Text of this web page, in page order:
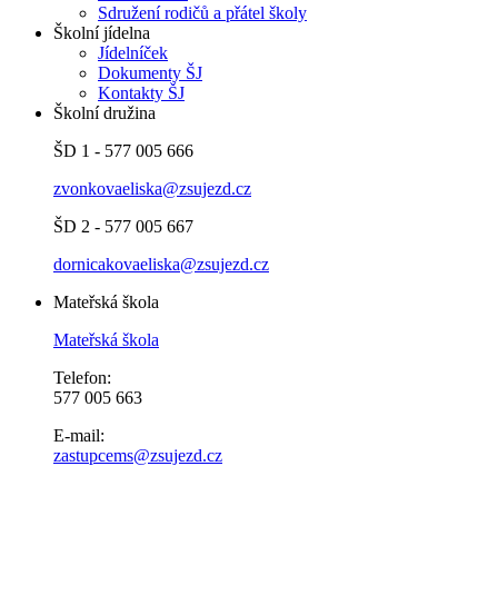
Sdružení rodičů a přátel školy
Školní jídelna
Jídelníček
Dokumenty ŠJ
Kontakty ŠJ
Školní družina
ŠD 1 - 577 005 666
zvonkovaeliska@zsujezd.cz
ŠD 2 - 577 005 667
dornicakovaeliska@zsujezd.cz
Mateřská škola
Mateřská škola
Telefon:
577 005 663
E-mail:
zastupcems@zsujezd.cz